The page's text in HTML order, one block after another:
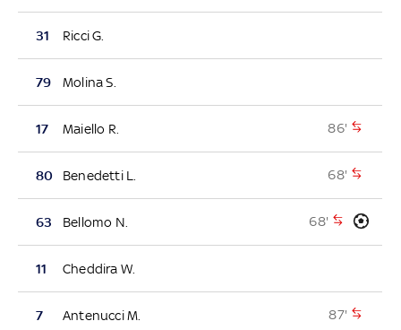
31 Ricci G.
79 Molina S.
17 Maiello R. 86'
80 Benedetti L. 68'
63 Bellomo N. 68'
11 Cheddira W.
7 Antenucci M. 87'